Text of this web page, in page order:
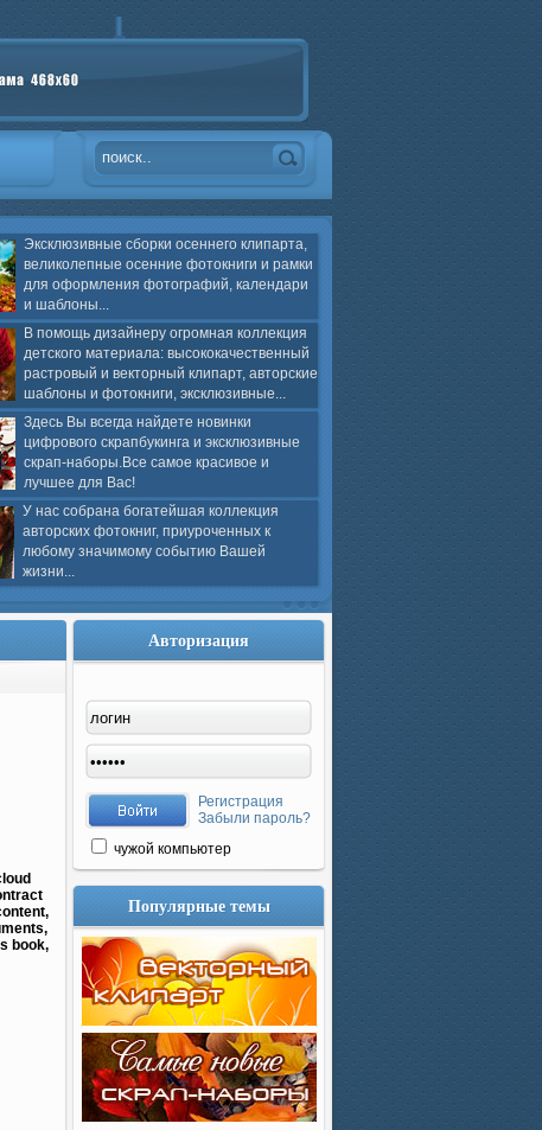
Эксклюзивные сборки осеннего клипарта,
великолепные осенние фотокниги и рамки
для оформления фотографий, календари
и шаблоны...
В помощь дизайнеру огромная коллекция
детского материала: высококачественный
растровый и векторный клипарт, авторские
шаблоны и фотокниги, эксклюзивные...
Здесь Вы всегда найдете новинки
цифрового скрапбукинга и эксклюзивные
скрап-наборы.Все самое красивое и
лучшее для Вас!
У нас собрана богатейшая коллекция
авторских фотокниг, приуроченных к
любому значимому событию Вашей
жизни...
book,
Авторизация
Регистрация
Забыли пароль?
чужой компьютер
Популярные темы